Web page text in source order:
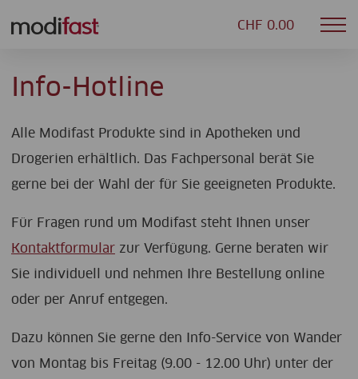
CHF 0.00
Info-Hotline
Alle Modifast Produkte sind in Apotheken und
Drogerien erhältlich. Das Fachpersonal berät Sie
gerne bei der Wahl der für Sie geeigneten Produkte.
Für Fragen rund um Modifast steht Ihnen unser
Kontaktformular zur Verfügung. Gerne beraten wir
Sie individuell und nehmen Ihre Bestellung online
oder per Anruf entgegen.
Dazu können Sie gerne den Info-Service von Wander
von Montag bis Freitag (9.00 - 12.00 Uhr) unter der